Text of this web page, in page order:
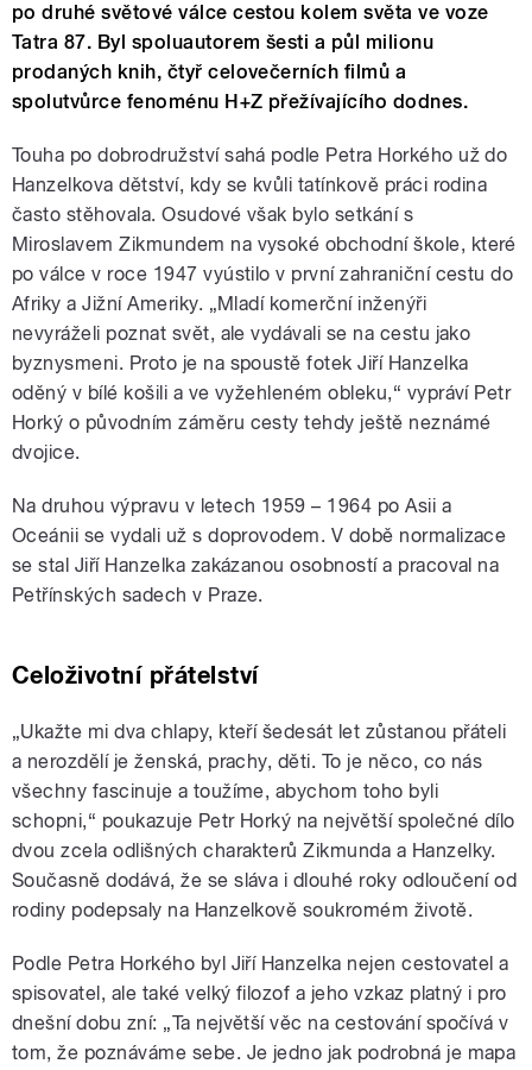
po druhé světové válce cestou kolem světa ve voze
Tatra 87. Byl spoluautorem šesti a půl milionu
prodaných knih, čtyř celovečerních filmů a
spolutvůrce fenoménu H+Z přežívajícího dodnes.
Touha po dobrodružství sahá podle Petra Horkého už do
Hanzelkova dětství, kdy se kvůli tatínkově práci rodina
často stěhovala. Osudové však bylo setkání s
Miroslavem Zikmundem na vysoké obchodní škole, které
po válce v roce 1947 vyústilo v první zahraniční cestu do
Afriky a Jižní Ameriky. „Mladí komerční inženýři
nevyráželi poznat svět, ale vydávali se na cestu jako
byznysmeni. Proto je na spoustě fotek Jiří Hanzelka
oděný v bílé košili a ve vyžehleném obleku,“ vypráví Petr
Horký o původním záměru cesty tehdy ještě neznámé
dvojice.
Na druhou výpravu v letech 1959 – 1964 po Asii a
Oceánii se vydali už s doprovodem. V době normalizace
se stal Jiří Hanzelka zakázanou osobností a pracoval na
Petřínských sadech v Praze.
Celoživotní přátelství
„Ukažte mi dva chlapy, kteří šedesát let zůstanou přáteli
a nerozdělí je ženská, prachy, děti. To je něco, co nás
všechny fascinuje a toužíme, abychom toho byli
schopni,“ poukazuje Petr Horký na největší společné dílo
dvou zcela odlišných charakterů Zikmunda a Hanzelky.
Současně dodává, že se sláva i dlouhé roky odloučení od
rodiny podepsaly na Hanzelkově soukromém životě.
Podle Petra Horkého byl Jiří Hanzelka nejen cestovatel a
spisovatel, ale také velký filozof a jeho vzkaz platný i pro
dnešní dobu zní: „Ta největší věc na cestování spočívá v
tom, že poznáváme sebe. Je jedno jak podrobná je mapa